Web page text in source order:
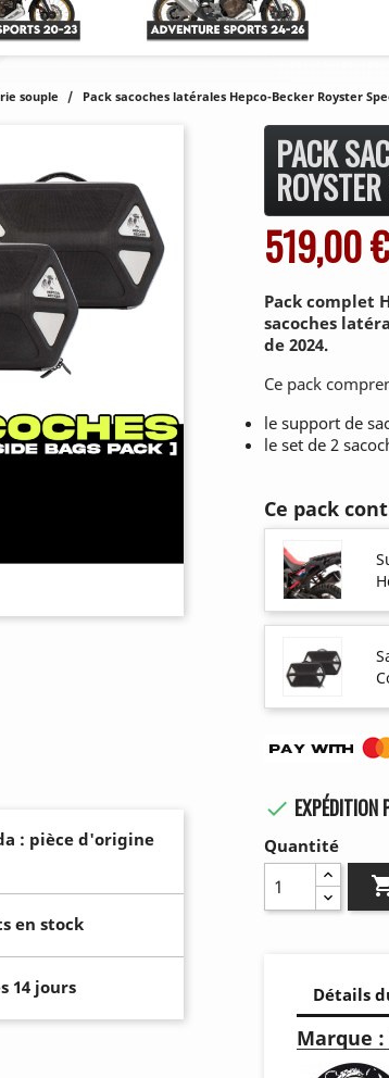
souple Pack sacoches latérales Hepco-Becker Royster
: pièce d'origine
en stock
14 jours
PACK
519,00 €
Pack complet
sacoches
de 2024.
Ce pack
le support de
le set de 2
Ce pack
 EXPÉDITION
Quantité
Détails
Marque :